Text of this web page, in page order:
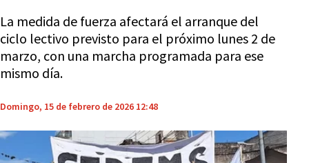
La medida de fuerza afectará el arranque del
ciclo lectivo previsto para el próximo lunes 2 de
marzo, con una marcha programada para ese
mismo día.
Domingo, 15 de febrero de 2026 12:48